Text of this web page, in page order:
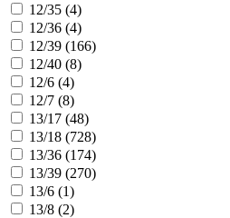
12/35 (4)
12/36 (4)
12/39 (166)
12/40 (8)
12/6 (4)
12/7 (8)
13/17 (48)
13/18 (728)
13/36 (174)
13/39 (270)
13/6 (1)
13/8 (2)